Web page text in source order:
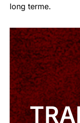
long terme.